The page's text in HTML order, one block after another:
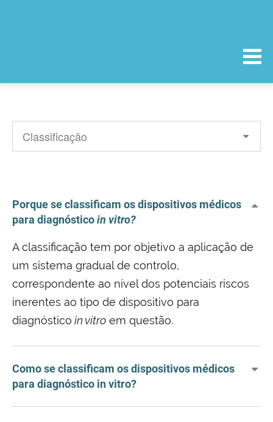
Porque se classificam os dispositivos médicos
para diagnósticoin vitro?
A classificação tem por objetivo a aplicação de
um sistema gradual de controlo,
correspondente ao nível dos potenciais riscos
inerentes ao tipo de dispositivo para
diagnóstico in vitro em questão.
Como se classificam os dispositivos médicos
para diagnóstico in vitro?